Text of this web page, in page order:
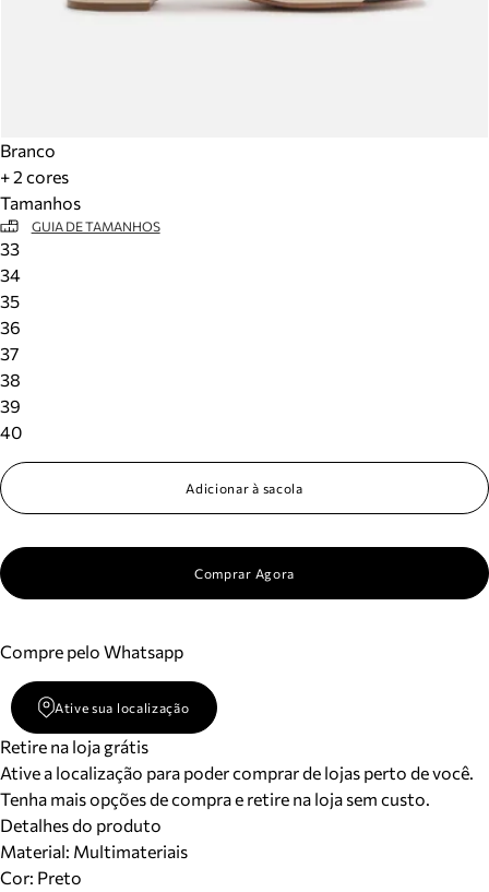
Branco
+ 2 cores
Tamanhos
GUIA DE TAMANHOS
33
34
35
36
37
38
39
40
Adicionar à sacola
Comprar Agora
Compre pelo Whatsapp
Ative sua localização
Retire na loja grátis
Ative a localização para poder comprar de lojas perto de você.
Tenha mais opções de compra e retire na loja sem custo.
Detalhes do produto
Material: Multimateriais
Cor: Preto